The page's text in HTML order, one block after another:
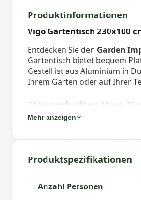
Produktinformationen
Vigo Gartentisch 230x100
Entdecken Sie den Garden
Gartentisch bietet bequem
Gestell ist aus Aluminium in
Ihrem Garten oder auf Ihrer
Eigenschaften Vigo
Breite: 100 cm
Höhe: 73 cm
Tisch - Breite Platte
: 100 cm
Tisch - Länge Platte: 230 cm
Material Möbelgestell
Mehr anzeigen
Produktspezifikationen
Anzahl Personen